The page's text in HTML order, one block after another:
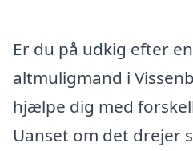
Er du på udkig efter
altmuligmand i
hjælpe dig med
Uanset om det drejer